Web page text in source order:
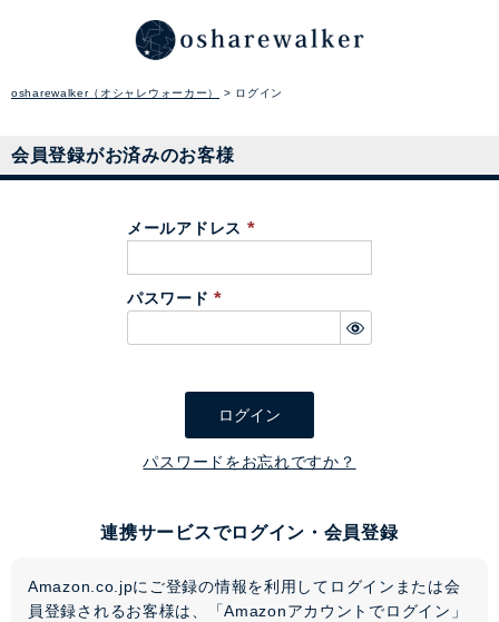
osharewalker（オシャレウォーカー） ログイン
会員登録がお済みのお客様
メールアドレス
必
パスワード
必
ログイン
パスワードをお忘れですか？
連携サービスでログイン・会員登録
Amazon.co.jpにご登録の情報を利用してログインまたは会
員登録されるお客様は、「Amazonアカウントでログイン」